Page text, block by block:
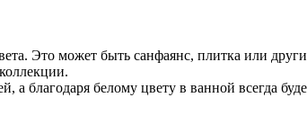
Это может быть санфаянс, плитка или
благодаря белому цвету в ванной всегда